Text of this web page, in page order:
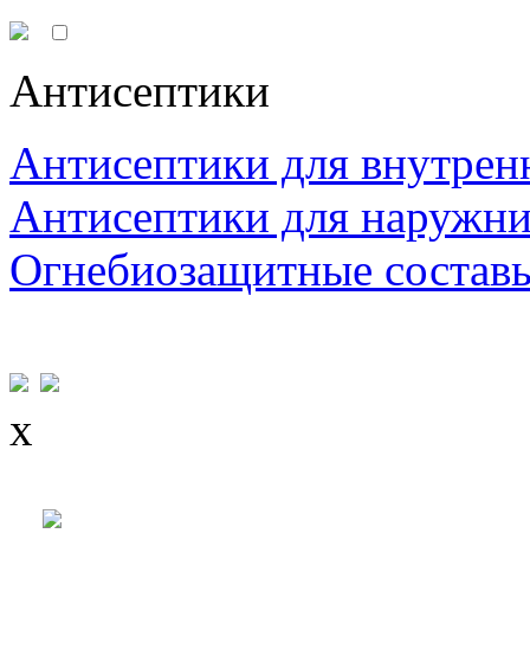
Антисептики
Антисептики для
Антисептики для
Огнебиозащитные
x